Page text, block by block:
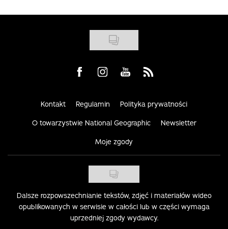
Visit us on Facebook
Visit us on Instagram
Visit us on Youtube
Visit us on Rss
Kontakt Regulamin Polityka prywatności
O towarzystwie National Geographic Newsletter
Moje zgody
Dalsze rozpowszechnianie tekstów, zdjęć i materiałów wideo
opublikowanych w serwisie w całości lub w części wymaga
uprzedniej zgody wydawcy.